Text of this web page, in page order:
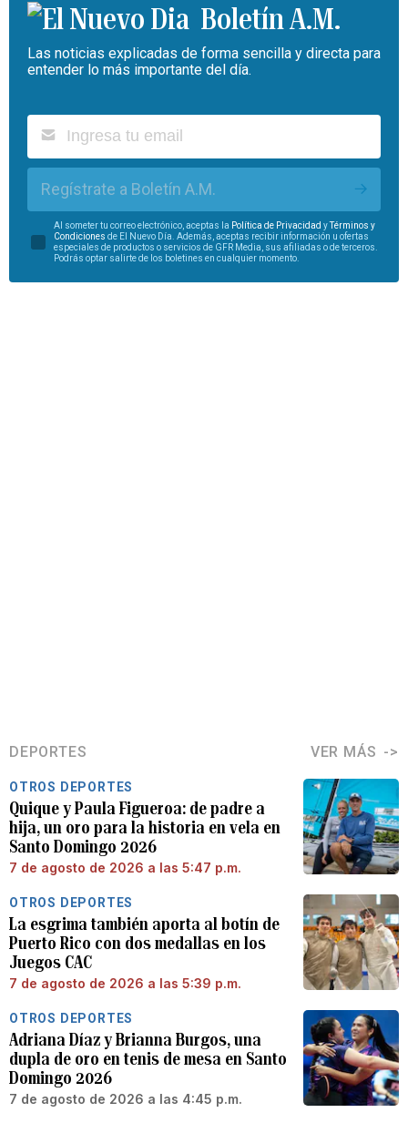
Boletín A.M.
Las noticias explicadas de forma sencilla y directa para
entender lo más importante del día.
Regístrate a Boletín A.M.
Al someter tu correo electrónico, aceptas la Política de Privacidad yTérminos y
Condiciones de El Nuevo Día. Además, aceptas recibir información u ofertas
especiales de productos o servicios de GFR Media, sus afiliadas o de terceros.
Podrás optar salirte de los boletines en cualquier momento.
DEPORTES VER MÁS
OTROS DEPORTES
Quique y Paula Figueroa: de padre a
hija, un oro para la historia en vela en
Santo Domingo 2026
7 de agosto de 2026 a las 5:47 p.m.
OTROS DEPORTES
La esgrima también aporta al botín de
Puerto Rico con dos medallas en los
Juegos CAC
7 de agosto de 2026 a las 5:39 p.m.
OTROS DEPORTES
Adriana Díaz y Brianna Burgos, una
dupla de oro en tenis de mesa en Santo
Domingo 2026
7 de agosto de 2026 a las 4:45 p.m.